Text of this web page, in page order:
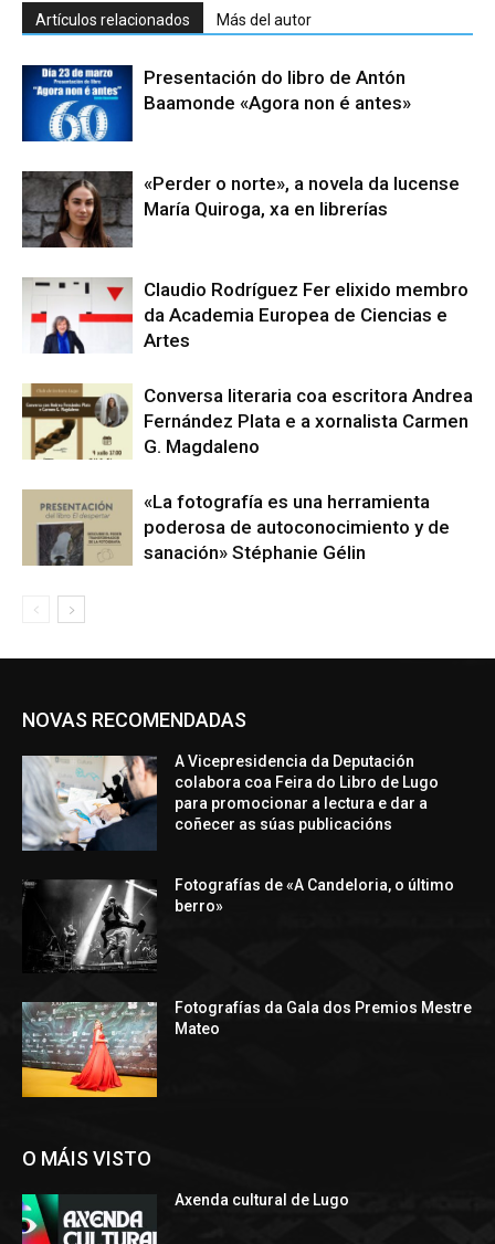
Artículos relacionados Más del autor
Presentación do libro de Antón
Baamonde «Agora non é antes»
«Perder o norte», a novela da lucense
María Quiroga, xa en librerías
Claudio Rodríguez Fer elixido membro
da Academia Europea de Ciencias e
Artes
Conversa literaria coa escritora Andrea
Fernández Plata e a xornalista Carmen
G. Magdaleno
«La fotografía es una herramienta
poderosa de autoconocimiento y de
sanación» Stéphanie Gélin
NOVAS RECOMENDADAS
A Vicepresidencia da Deputación
colabora coa Feira do Libro de Lugo
para promocionar a lectura e dar a
coñecer as súas publicacións
Fotografías de «A Candeloria, o último
berro»
Fotografías da Gala dos Premios Mestre
Mateo
O MÁIS VISTO
Axenda cultural de Lugo